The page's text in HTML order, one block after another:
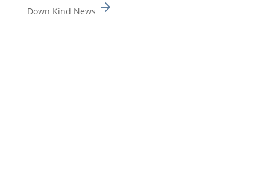
Down Kind News